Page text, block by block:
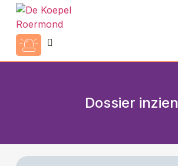
Dossier inzien